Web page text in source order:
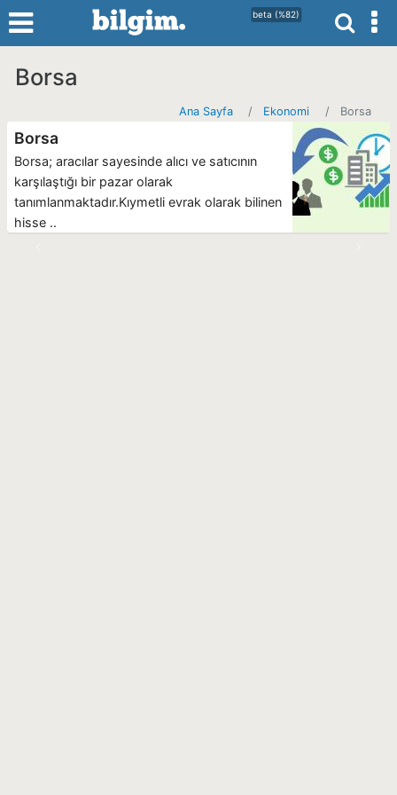
beta (%82)
Borsa
Ana Sayfa Ekonomi Borsa
Borsa
Borsa; aracılar sayesinde alıcı ve satıcının
karşılaştığı bir pazar olarak
tanımlanmaktadır.Kıymetli evrak olarak bilinen
hisse ..